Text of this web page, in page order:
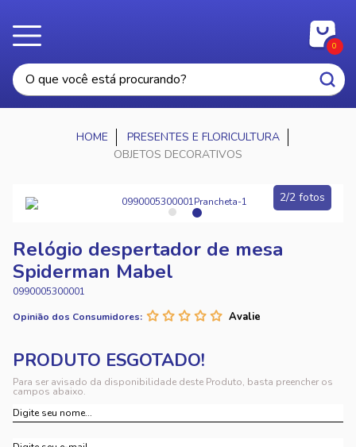
0
PRESENTES E FLORICULTURA
OBJETOS DECORATIVOS
2/2 fotos
Relógio despertador de mesa
Spiderman Mabel
0990005300001
Opinião dos Consumidores:
Para ser avisado da disponibilidade deste Produto, basta preencher os
campos abaixo.